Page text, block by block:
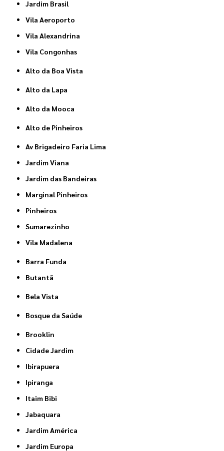
Jardim Brasil
Vila Aeroporto
Vila Alexandrina
Vila Congonhas
Alto da Boa Vista
Alto da Lapa
Alto da Mooca
Alto de Pinheiros
Av Brigadeiro Faria Lima
Jardim Viana
Jardim das Bandeiras
Marginal Pinheiros
Pinheiros
Sumarezinho
Vila Madalena
Barra Funda
Butantã
Bela Vista
Bosque da Saúde
Brooklin
Cidade Jardim
Ibirapuera
Ipiranga
Itaim Bibi
Jabaquara
Jardim América
Jardim Europa